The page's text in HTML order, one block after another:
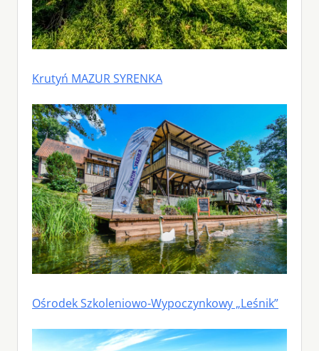
Krutyń MAZUR SYRENKA
Ośrodek Szkoleniowo-Wypoczynkowy „Leśnik”